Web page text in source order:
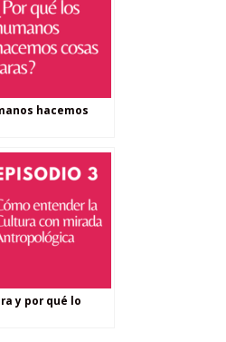
hacemos
y por qué lo